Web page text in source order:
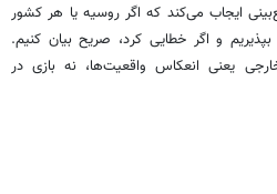
ایجاب می‌کند که اگر روسیه یا هر کشور
و اگر خطایی کرد، صریح بیان کنیم.
یعنی انعکاس واقعیت‌ها، نه بازی در